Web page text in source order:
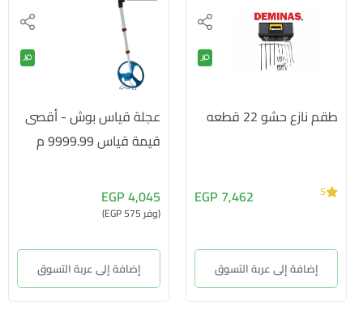
طقم نازع حشو 22 قطعه
7,462 EGP 5
إضافة إلى عربة التسوق
عجلة قياس بوش - أقصى
قيمة قياس 9999.99 م
4,045 EGP
(وفر 575 EGP)
إضافة إلى عربة التسوق